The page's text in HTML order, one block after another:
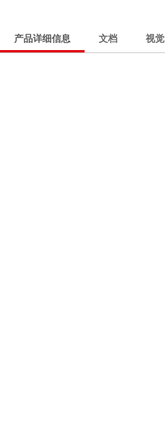
产品详细信息 文档 视觉